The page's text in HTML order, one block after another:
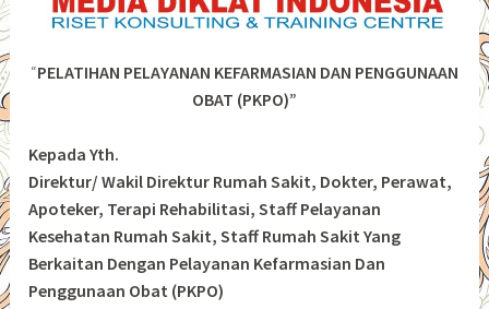
“PELATIHAN PELAYANAN KEFARMASIAN DAN PENGGUNAAN
OBAT (PKPO)”
Kepada Yth.
Direktur/ Wakil Direktur Rumah Sakit, Dokter, Perawat,
Apoteker, Terapi Rehabilitasi, Staff Pelayanan
Kesehatan Rumah Sakit, Staff Rumah Sakit Yang
Berkaitan Dengan Pelayanan Kefarmasian Dan
Penggunaan Obat (PKPO)